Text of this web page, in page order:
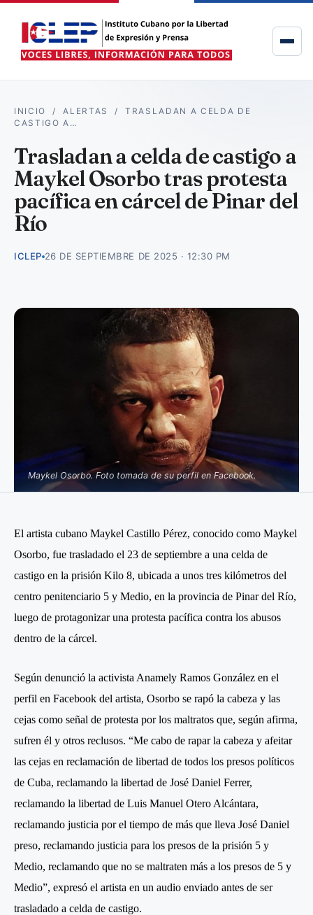
INICIO /ALERTAS /TRASLADAN A CELDA DE
CASTIGO A…
Trasladan a celda de castigo a
Maykel Osorbo tras protesta
pacífica en cárcel de Pinar del
Río
ICLEP 26 DE SEPTIEMBRE DE 2025 · 12:30 PM
Maykel Osorbo. Foto tomada de su perfil en Facebook.
El artista cubano Maykel Castillo Pérez, conocido como Maykel
Osorbo, fue trasladado el 23 de septiembre a una celda de
castigo en la prisión Kilo 8, ubicada a unos tres kilómetros del
centro penitenciario 5 y Medio, en la provincia de Pinar del Río,
luego de protagonizar una protesta pacífica contra los abusos
dentro de la cárcel.
Según denunció la activista Anamely Ramos González en el
perfil en Facebook del artista, Osorbo se rapó la cabeza y las
cejas como señal de protesta por los maltratos que, según afirma,
sufren él y otros reclusos. “Me cabo de rapar la cabeza y afeitar
las cejas en reclamación de libertad de todos los presos políticos
de Cuba, reclamando la libertad de José Daniel Ferrer,
reclamando la libertad de Luis Manuel Otero Alcántara,
reclamando justicia por el tiempo de más que lleva José Daniel
preso, reclamando justicia para los presos de la prisión 5 y
Medio, reclamando que no se maltraten más a los presos de 5 y
Medio”, expresó el artista en un audio enviado antes de ser
trasladado a celda de castigo.